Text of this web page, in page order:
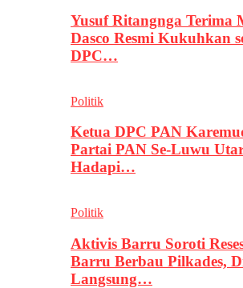
Yusuf Ritangnga Terima
Dasco Resmi Kukuhkan
DPC…
Politik
Ketua DPC PAN
Partai PAN Se-Luwu
Hadapi…
Politik
Aktivis Barru Soroti
Barru Berbau Pilkades,
Langsung…